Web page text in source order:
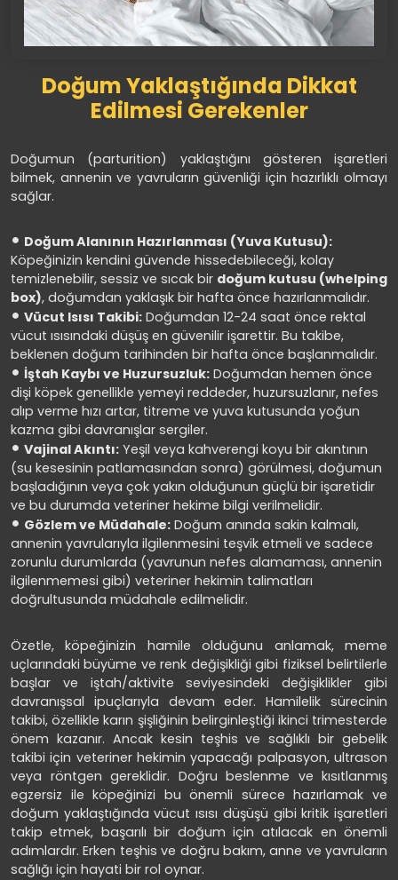
Doğum Yaklaştığında Dikkat
Edilmesi Gerekenler
Doğumun (parturition) yaklaştığını gösteren işaretleri
bilmek, annenin ve yavruların güvenliği için hazırlıklı olmayı
sağlar.
Doğum Alanının Hazırlanması (Yuva Kutusu):
Köpeğinizin kendini güvende hissedebileceği, kolay
temizlenebilir, sessiz ve sıcak bir doğum kutusu (whelping
box), doğumdan yaklaşık bir hafta önce hazırlanmalıdır.
Vücut Isısı Takibi: Doğumdan 12-24 saat önce rektal
vücut ısısındaki düşüş en güvenilir işarettir. Bu takibe,
beklenen doğum tarihinden bir hafta önce başlanmalıdır.
İştah Kaybı ve Huzursuzluk: Doğumdan hemen önce
dişi köpek genellikle yemeyi reddeder, huzursuzlanır, nefes
alıp verme hızı artar, titreme ve yuva kutusunda yoğun
kazma gibi davranışlar sergiler.
Vajinal Akıntı: Yeşil veya kahverengi koyu bir akıntının
(su kesesinin patlamasından sonra) görülmesi, doğumun
başladığının veya çok yakın olduğunun güçlü bir işaretidir
ve bu durumda veteriner hekime bilgi verilmelidir.
Gözlem ve Müdahale: Doğum anında sakin kalmalı,
annenin yavrularıyla ilgilenmesini teşvik etmeli ve sadece
zorunlu durumlarda (yavrunun nefes alamaması, annenin
ilgilenmemesi gibi) veteriner hekimin talimatları
doğrultusunda müdahale edilmelidir.
Özetle, köpeğinizin hamile olduğunu anlamak, meme
uçlarındaki büyüme ve renk değişikliği gibi fiziksel belirtilerle
başlar ve iştah/aktivite seviyesindeki değişiklikler gibi
davranışsal ipuçlarıyla devam eder. Hamilelik sürecinin
takibi, özellikle karın şişliğinin belirginleştiği ikinci trimesterde
önem kazanır. Ancak kesin teşhis ve sağlıklı bir gebelik
takibi için veteriner hekimin yapacağı palpasyon, ultrason
veya röntgen gereklidir. Doğru beslenme ve kısıtlanmış
egzersiz ile köpeğinizi bu önemli sürece hazırlamak ve
doğum yaklaştığında vücut ısısı düşüşü gibi kritik işaretleri
takip etmek, başarılı bir doğum için atılacak en önemli
adımlardır. Erken teşhis ve doğru bakım, anne ve yavruların
sağlığı için hayati bir rol oynar.